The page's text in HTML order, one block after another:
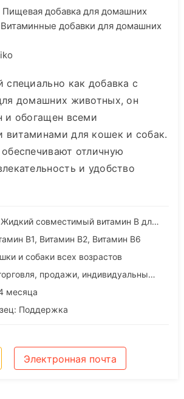
Пищевая добавка для домашних
Витаминные добавки для домашних
специально как добавка с
домашних животных, он
и обогащен всеми
витаминами для кошек и собак.
отличную
и удобство
Название: Hsviko Жидкий совместимый витамин B для собак и кошек
B1, Витамин B2, Витамин B6
и собаки всех возрастов
Услуги: Оптовая торговля, продажи, индивидуальный подход, OEM и ODM услуги
месяца
Поддержка
Электронная почта